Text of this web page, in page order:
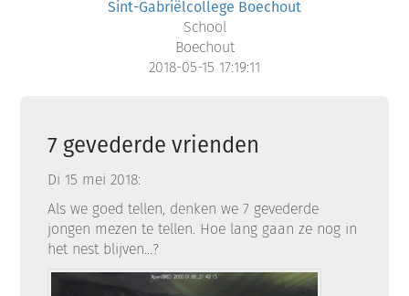
Sint-Gabriëlcollege Boechout
School
Boechout
2018-05-15 17:19:11
7 gevederde vrienden
Di 15 mei 2018:
Als we goed tellen, denken we 7 gevederde
jongen mezen te tellen. Hoe lang gaan ze nog in
het nest blijven...?